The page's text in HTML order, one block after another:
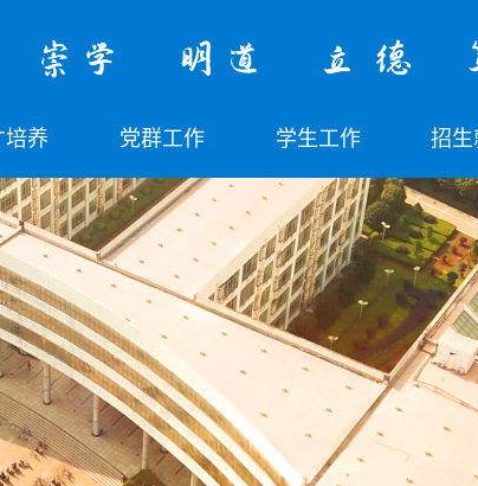
培养 党群工作 学生工作 招生